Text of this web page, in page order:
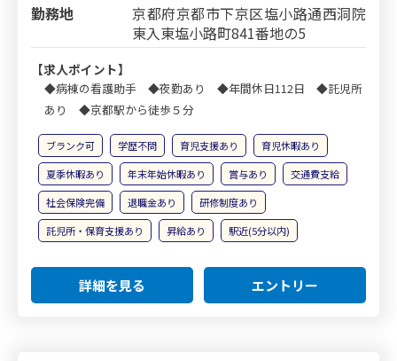
勤務地
京都府京都市下京区塩小路通西洞院
東入東塩小路町841番地の5
【求人ポイント】
◆病棟の看護助手 ◆夜勤あり ◆年間休日112日 ◆託児所
あり ◆京都駅から徒歩５分
ブランク可 学歴不問 育児支援あり
育児休暇あり
夏季休暇あり
年末年始休暇あり 賞与あり
交通費支給
社会保険完備
退職金あり
研修制度あり
託児所・保育支援あり
昇給あり 駅近(5分以内)
詳細を見る エントリー